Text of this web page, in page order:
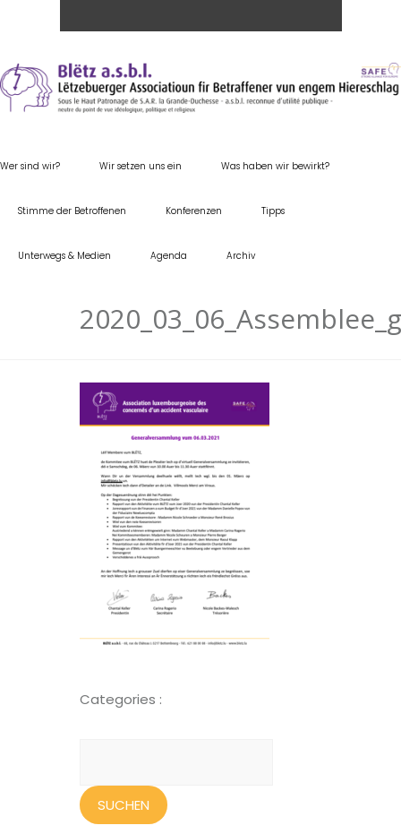
Wer sind wir? Wir setzen uns ein Was haben wir bewirkt?
Stimme der Betroffenen Konferenzen Tipps
Unterwegs & Medien Agenda Archiv
Categories :